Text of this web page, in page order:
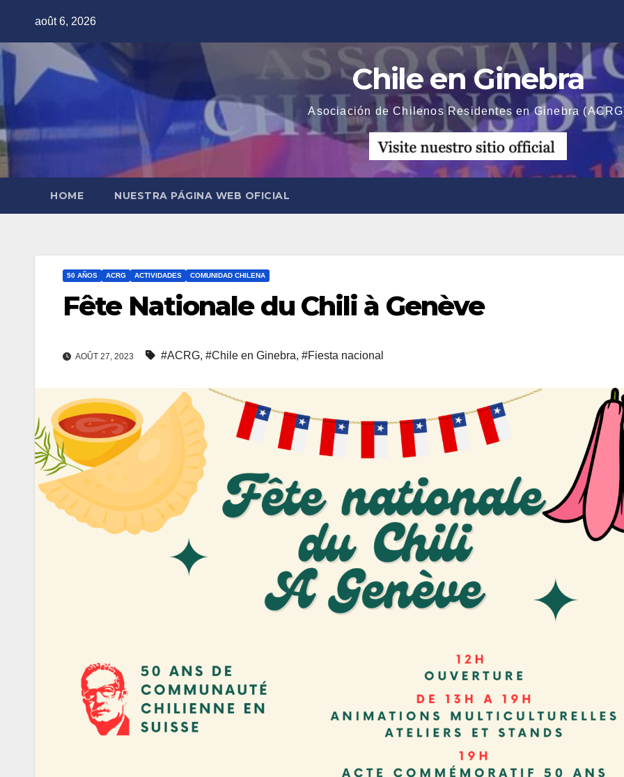
content
août 6, 2026
Chile en Ginebra
Asociación de Chilenos Residentes en Ginebra
HOME NUESTRA PÁGINA WEB OFICIAL
50 AÑOS ACRG ACTIVIDADES COMUNIDAD CHILENA
Fête Nationale du Chili à Genève
AOÛT 27, 2023 #ACRG, #Chile en Ginebra, #Fiesta nacional